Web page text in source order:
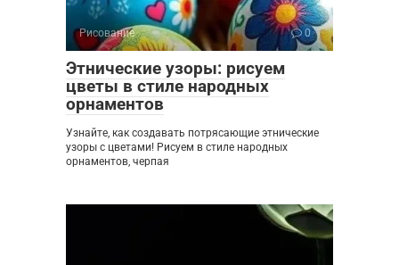
Рисование 0
Этнические узоры: рисуем
цветы в стиле народных
орнаментов
Узнайте, как создавать потрясающие этнические
узоры с цветами! Рисуем в стиле народных
орнаментов, черпая